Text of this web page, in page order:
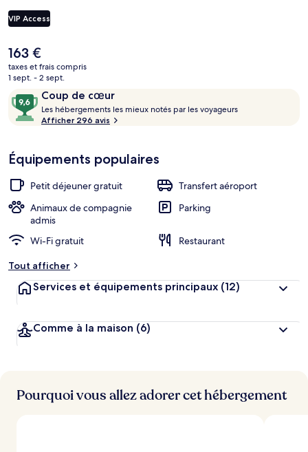
l'idéal pour des vacances sans soucis. Les autres voyageurs adorent
le personnel attentionné.
VIP Access
Le
prix
actuel
de
163 €.
163 €
taxes et frais compris
1 sept. - 2 sept.
Avis
voyageurs
Coup de cœur
9,6
sur
10,
cœur
Les hébergements les mieux notés par les voyageurs
b
e
t
l
e
u
Afficher 296 avis
Équipements populaires
Petit déjeuner gratuit
Transfert aéroport
Animaux de compagnie
admis
Parking
Wi-Fi gratuit
Restaurant
Tout afficher
Services et équipements principaux (12)
Comme à la maison (6)
Pourquoi vous allez adorer cet hébergement